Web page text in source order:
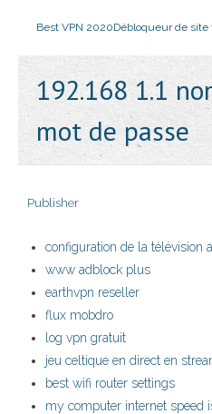
Best VPN 2020Débloqueur de site
192.168 1.1
mot de passe
Publisher
configuration de la télévision
www adblock plus
earthvpn reseller
flux mobdro
log vpn gratuit
jeu celtique en direct en
best wifi router settings
my computer internet speed